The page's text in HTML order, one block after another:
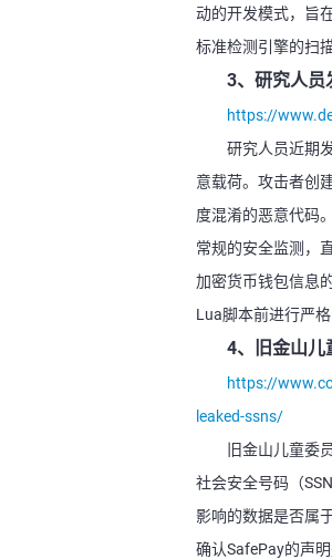
动的开发模式，旨
标准检测引擎的扫
3、研究人员
https://
研究人员近期
意载荷。攻击者创
度混淆的恶意代码
常规的安全监测，
加密货币钱包信息
Lua脚本前进行严格
4、旧金山儿
https://
leaked-ssns/
旧金山儿童委
社会安全号码（
影响的数据是否属
确认SafePay的声明